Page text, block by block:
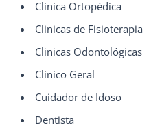
Clinica Ortopédica
Clinicas de Fisioterapia
Clinicas Odontológicas
Clínico Geral
Cuidador de Idoso
Dentista